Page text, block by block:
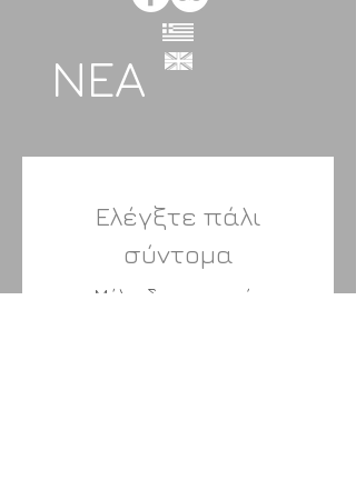
Ελέγξτε πάλι
σύντομα
Μόλις δημοσιευτούν
ΝΕΑ